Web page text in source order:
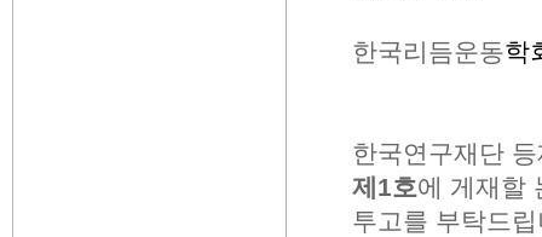
한국리듬운동학
한국연구재단
제 1호에 게재할
투고를 부탁드